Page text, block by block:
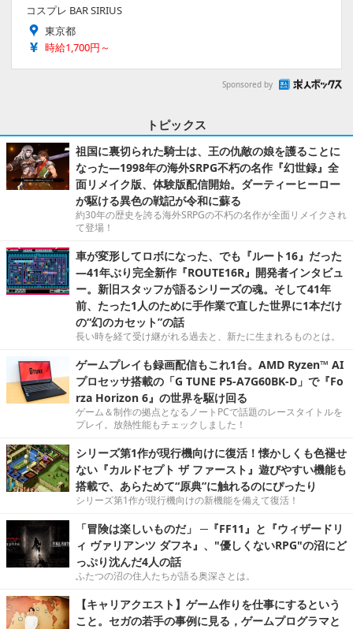
コスプレ BAR SIRIUS
東京都
時給1,700円～
Sponsored by
トピックス
祖国に裏切られた騎士は、王の仇敵の娘を護ることに
なった―1998年の海外SRPG不朽の名作『幻世録』全
面リメイク版、体験版配信開始。ダーティーヒーロー
が駆ける異色の戦記が令和に蘇る
約30年の歴史を誇る海外SRPGの不朽の名作が全面リメイクされ
て登場！
車が変形してロボになった、でも『ルート16』だった
―41年ぶり完全新作『ROUTE16R』開発者インタビュ
ー。新旧スタッフが語るシリーズの魂。そして41年
前、たった1人のために手作業で直した世界に1本だけ
の“幻のカセット”の話
長い時を経て受け継がれる過去と、新たに生まれるものとは。
ゲームプレイも録画配信もこれ1台。AMD Ryzen™ AI
プロセッサ搭載の「G TUNE P5-A7G60BK-D」で『Fo
rza Horizon 6』の世界を駆け回る
ゲーム＆制作の拠点となるノートPCで話題のレースタイトルを
プレイ。放熱性能もチェックしました！
シリーズ第1作が現行機向けに復活！懐かしくも色褪せ
ない『カルドセプト ザ ファースト』遊びやすい機能も
搭載で、あらためて“原典”に触れるのにぴったり
シリーズ第1作が現行機向けの新機能を備えて復活！
「冒険は楽しいものだ」 ─『FF11』と『ウィザードリ
ィ ヴァリアンツ ダフネ』、"優しくないRPG"の沼にど
っぷり沈んだ4人の話
ふたつの沼の住人たちが語る奥深さとは。
【キャリアクエスト】ゲーム作りを仕事にするという
こと。セガの若手の事例に見る，ゲームプログラマと